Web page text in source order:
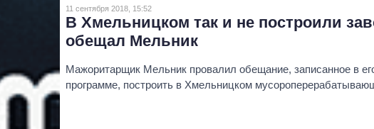
11 сентября 2018, 15:52
В Хмельницком так и не построили
обещал Мельник
Мажоритарщик Мельник провалил обещание, записанное в
программе, построить в Хмельницком